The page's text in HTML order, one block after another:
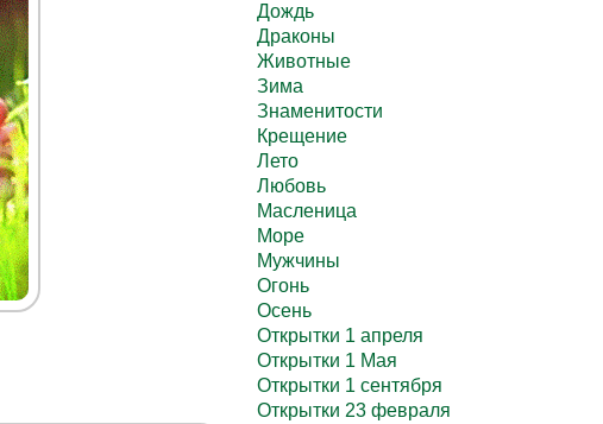
Дождь
Драконы
Животные
Зима
Знаменитости
Крещение
Лето
Любовь
Масленица
Море
Мужчины
Огонь
Осень
Открытки 1 апреля
Открытки 1 Мая
Открытки 1 сентября
Открытки 23 февраля